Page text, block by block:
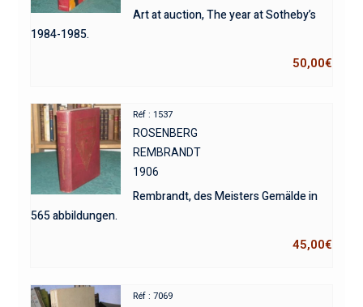
Art at auction, The year at Sotheby’s
1984-1985.
50,00€
Réf : 1537
ROSENBERG
REMBRANDT
1906
Rembrandt, des Meisters Gemälde in
565 abbildungen.
45,00€
Réf : 7069